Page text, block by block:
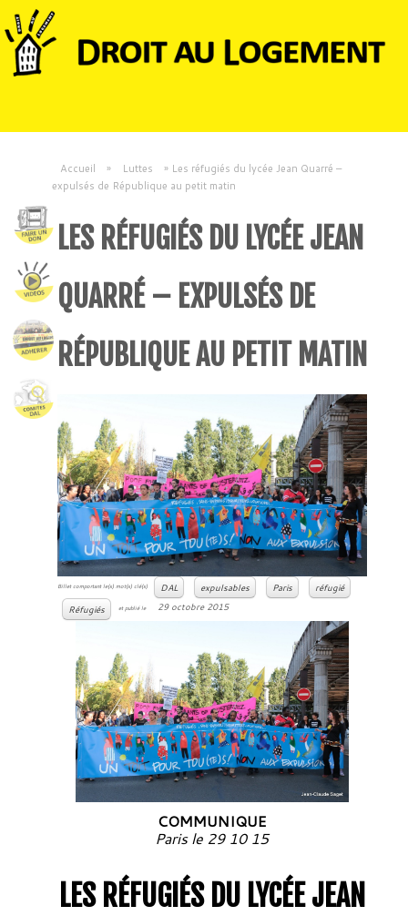
Accueil » Luttes » Les réfugiés du lycée Jean Quarré –
expulsés de République au petit matin
LES RÉFUGIÉS DU LYCÉE JEAN
QUARRÉ – EXPULSÉS DE
RÉPUBLIQUE AU PETIT MATIN
Billet comportant le(s) mot(s) clé(s) DAL expulsables Paris
réfugié
Réfugiés
et publié le 29 octobre 2015
COMMUNIQUE
Paris le 29 10 15
LES RÉFUGIÉS DU LYCÉE JEAN